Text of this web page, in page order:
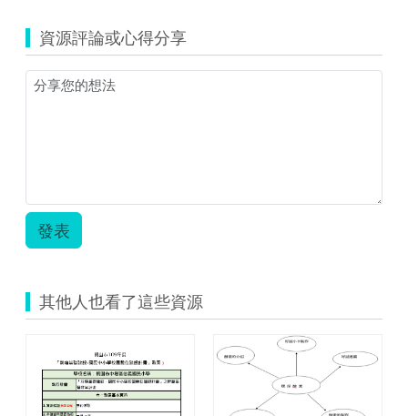
然-
擦
資源評論或心得分享
發表
其他人也看了這些資源